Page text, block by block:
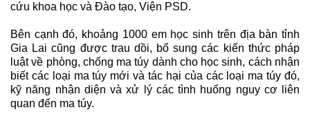
cứu khoa học và Đào tạo, Viện PSD.
Bên cạnh đó, khoảng 1000 em học sinh trên địa bàn tỉnh
Gia Lai cũng được trau dồi, bổ sung các kiến thức pháp
luật về phòng, chống ma túy dành cho học sinh, cách nhận
biết các loại ma túy mới và tác hại của các loại ma túy đó,
kỹ năng nhận diện và xử lý các tình huống nguy cơ liên
quan đến ma túy.